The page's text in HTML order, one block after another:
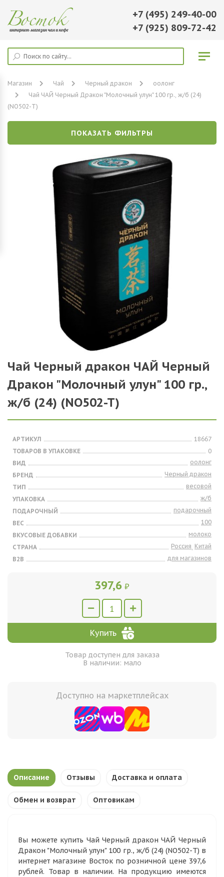
+7 (495) 249-40-00
+7 (925) 809-72-42
Магазин Чай Черный дракон
оолонг
Чай ЧАЙ Черный Дракон "Молочный улун" 100 гр., ж/б (24)
(NO502-T)
ПОКАЗАТЬ ФИЛЬТРЫ
Чай Черный дракон ЧАЙ Черный
Дракон "Молочный улун" 100 гр.,
ж/б (24) (NO502-T)
АРТИКУЛ
18667
ТОВАРОВ В УПАКОВКЕ
0
ВИД
оолонг
БРЕНД
Черный дракон
ТИП
весовой
УПАКОВКА
ж/б
ПОДАРОЧНЫЙ
подарочный
ВЕС
100
ВКУСОВЫЕ ДОБАВКИ
молоко
СТРАНА
Россия, Китай
B2B
для магазинов
397,6 ₽
Купить
Товар доступен для заказа
В наличии: мало
Доступно на маркетплейсах
Описание Отзывы Доставка и оплата
Обмен и возврат Оптовикам
Вы можете купить Чай Черный дракон ЧАЙ Черный
Дракон "Молочный улун" 100 гр., ж/б (24) (NO502-T) в
интернет магазине Восток по розничной цене 397,6
рублей. Товар в наличии. На продукцию имеются